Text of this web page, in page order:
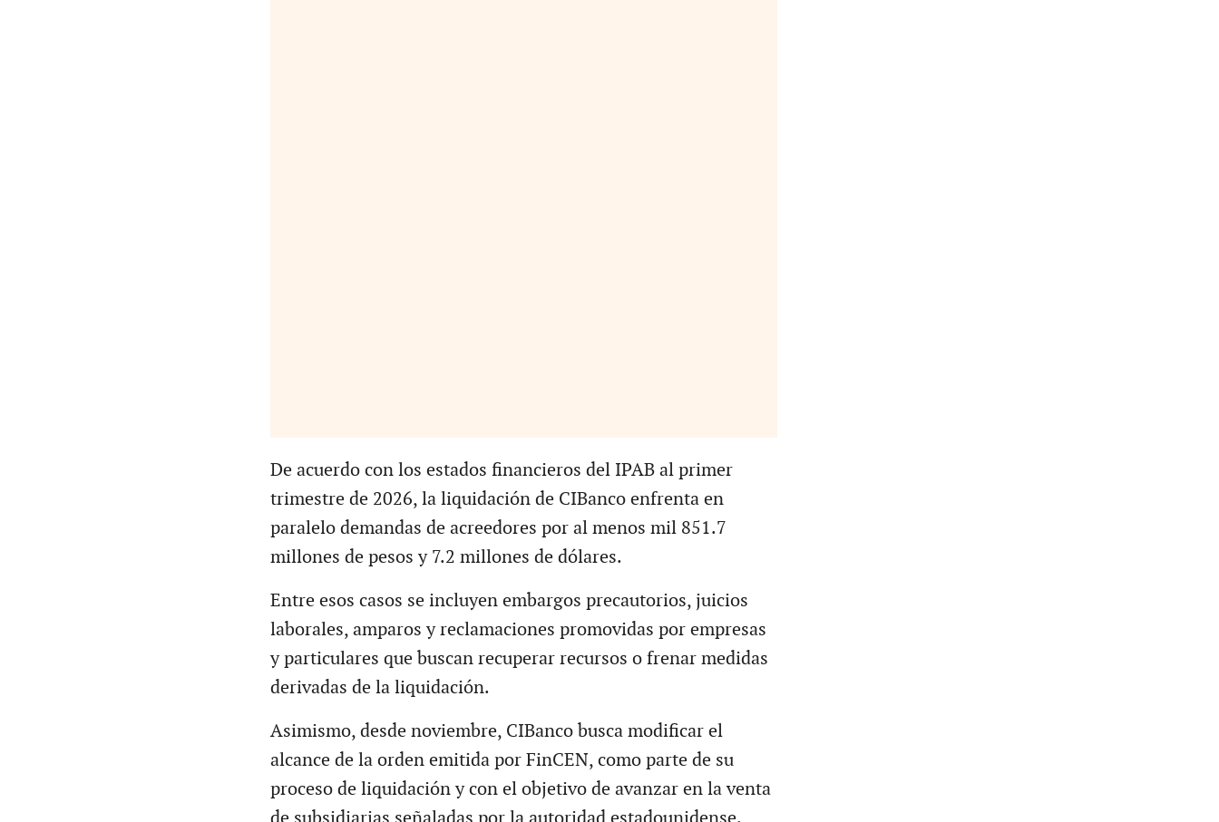
De acuerdo con los estados financieros del IPAB al primer
trimestre de 2026, la liquidación de CIBanco enfrenta en
paralelo demandas de acreedores por al menos mil 851.7
millones de pesos y 7.2 millones de dólares.
Entre esos casos se incluyen embargos precautorios, juicios
laborales, amparos y reclamaciones promovidas por empresas
y particulares que buscan recuperar recursos o frenar medidas
derivadas de la liquidación.
Asimismo, desde noviembre, CIBanco busca modificar el
alcance de la orden emitida por FinCEN, como parte de su
proceso de liquidación y con el objetivo de avanzar en la venta